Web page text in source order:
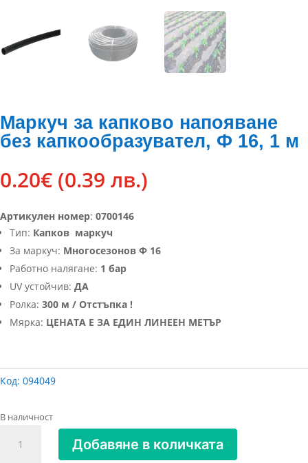
Маркуч за капково напояване
без капкообразувател, Ф 16, 1 м
0.20€ (0.39 лв.)
Артикулен номер: 0700146
Тип: Капков маркуч
За маркуч: Многосезонов Ф 16
Работно налягане: 1 бар
UV устойчив: ДА
Ролка: 300 м / Отстъпка !
Мярка: ЦЕНАТА Е ЗА ЕДИН ЛИНЕЕН МЕТЪР
Код: 094049
В наличност
Добавяне в количката